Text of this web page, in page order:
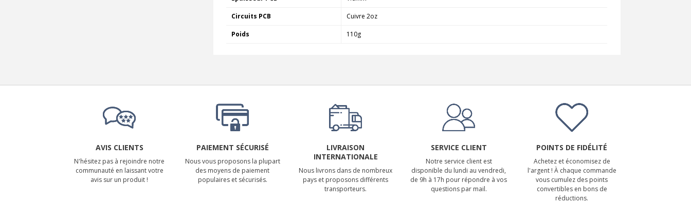
Circuits PCB Cuivre 2oz
Poids 110g
AVIS CLIENTS
N'hésitez pas à rejoindre notre
communauté en laissant votre
avis sur un produit !
PAIEMENT SÉCURISÉ
Nous vous proposons la plupart
des moyens de paiement
populaires et sécurisés.
LIVRAISON
INTERNATIONALE
Nous livrons dans de nombreux
pays et proposons différents
transporteurs.
SERVICE CLIENT
Notre service client est
disponible du lundi au vendredi,
de 9h à 17h pour répondre à vos
questions par mail.
POINTS DE FIDÉLITÉ
Achetez et économisez de
l'argent ! À chaque commande
vous cumulez des points
convertibles en bons de
réductions.